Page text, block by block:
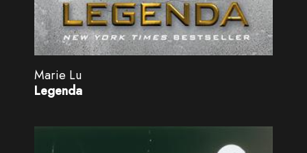
Marie Lu
Legenda